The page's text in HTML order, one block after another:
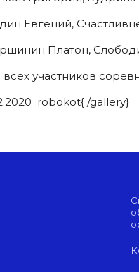
Евгений,
Платон,
участников
/gallery}